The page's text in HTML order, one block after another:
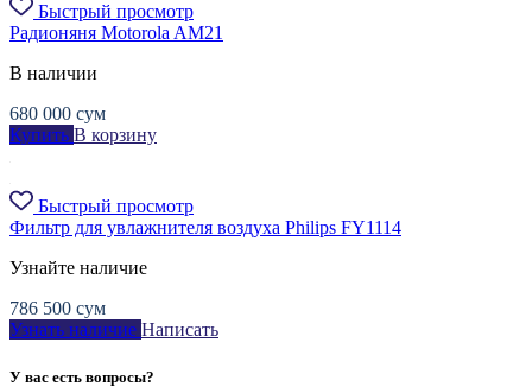
Быстрый просмотр
Радионяня Motorola AM21
В наличии
680 000 сум
Купить В корзину
Быстрый просмотр
Фильтр для увлажнителя воздуха Philips FY1114
Узнайте наличие
786 500 сум
Узнать наличие Написать
У вас есть вопросы?